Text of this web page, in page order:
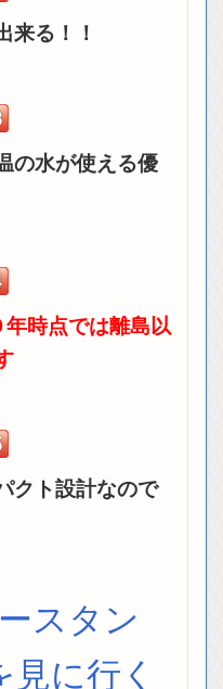
来る！！
の水が使える優
時点では離島以
クト設計なので
スタン
見に行く